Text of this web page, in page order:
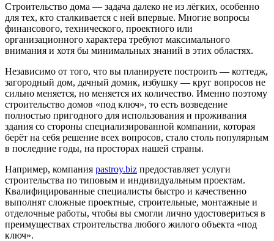
Строительство дома — задача далеко не из лёгких, особенно
для тех, кто сталкивается с ней впервые. Многие вопросы
финансового, технического, проектного или
организационного характера требуют максимального
внимания и хотя бы минимальных знаний в этих областях.
Независимо от того, что вы планируете построить — коттедж,
загородный дом, дачный домик, избушку — круг вопросов не
сильно меняется, но меняется их количество. Именно поэтому
строительство домов «под ключ», то есть возведение
полностью пригодного для использования и проживания
здания со стороны специализированной компании, которая
берёт на себя решение всех вопросов, стало столь популярным
в последние годы, на просторах нашей страны.
Например, компания pastroy.biz предоставляет услуги
строительства по типовым и индивидуальным проектам.
Квалифицированные специалисты быстро и качественно
выполнят сложные проектные, строительные, монтажные и
отделочные работы, чтобы вы смогли лично удостовериться в
преимуществах строительства любого жилого объекта «под
ключ».